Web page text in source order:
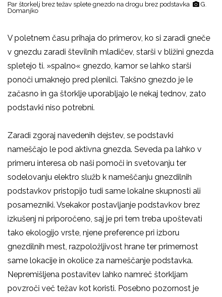
Par štorkelj brez težav splete gnezdo na drogu brez podstavka
G.
Domanjko
V poletnem času prihaja do primerov, ko si zaradi gneče
v gnezdu zaradi številnih mladičev, starši v bližini gnezda
spletejo ti. »spalno« gnezdo, kamor se lahko starši
ponoči umaknejo pred plenilci. Takšno gnezdo je le
začasno in ga štorklje uporabljajo le nekaj tednov, zato
podstavki niso potrebni.
Zaradi zgoraj navedenih dejstev, se podstavki
nameščajo le pod aktivna gnezda. Seveda pa lahko v
primeru interesa ob naši pomoči in svetovanju ter
sodelovanju elektro služb k nameščanju gnezdilnih
podstavkov pristopijo tudi same lokalne skupnosti ali
posamezniki. Vsekakor postavljanje podstavkov brez
izkušenj ni priporočeno, saj je pri tem treba upoštevati
tako ekologijo vrste, njene preference pri izboru
gnezdilnih mest, razpoložljivost hrane ter primernost
same lokacije in okolice za nameščanje podstavka.
Nepremišljena postavitev lahko namreč štorkljam
povzroči več težav kot koristi. Posebno pozornost je